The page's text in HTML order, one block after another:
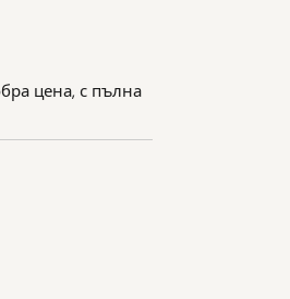
цена, с пълна